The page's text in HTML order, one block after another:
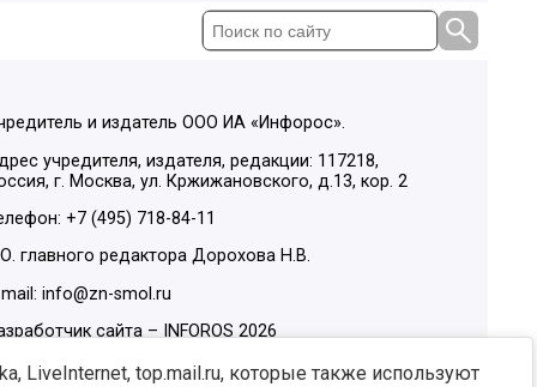
и издатель ООО ИА «Инфорос».
учредителя, издателя, редакции: 117218,
г. Москва, ул. Кржижановского, д.13, кор. 2
+7 (495) 718-84-11
главного редактора Дорохова Н.В.
info@zn-smol.ru
сайта –
INFOROS 2026
в социальных сетях:
LiveInternet, top.mail.ru, которые также используют